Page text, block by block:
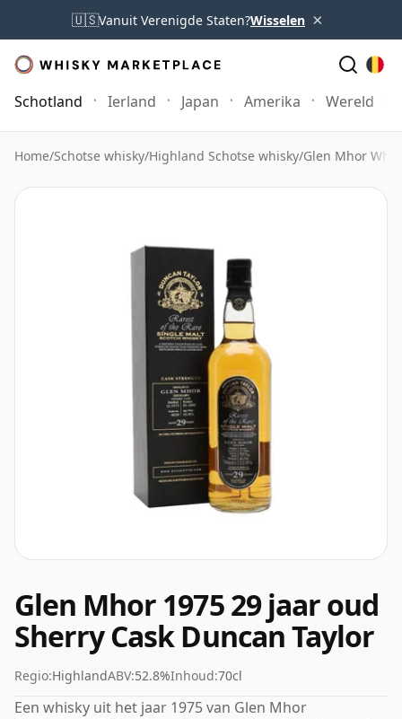
🇺🇸Vanuit Verenigde Staten?Wisselen ×
Schotland Ierland Japan Amerika Wereld
Home/Schotse whisky/Highland Schotse whisky/Glen Mhor
Glen Mhor 1975 29 jaar oud
Sherry Cask Duncan Taylor
Regio:HighlandABV:52.8%Inhoud:70cl
Een whisky uit het jaar 1975 van Glen Mhor